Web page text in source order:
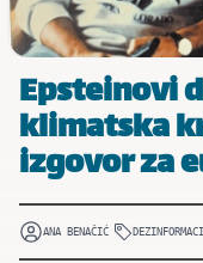
Epsteinovi
klimatska
izgovor za
ANA BENAČIĆ